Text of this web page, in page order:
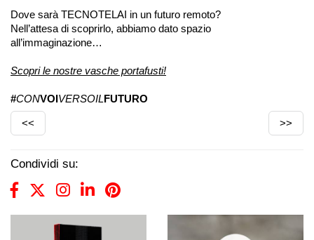
Dove sarà TECNOTELAI in un futuro remoto?
Nell’attesa di scoprirlo, abbiamo dato spazio
all’immaginazione…
Scopri le nostre vasche portafusti!
#CONVOIVERSOILFUTURO
<< >>
Condividi su: